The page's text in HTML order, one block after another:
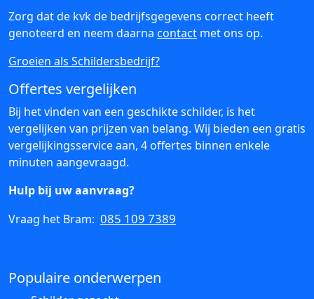
Zorg dat de kvk de bedrijfsgegevens correct heeft
genoteerd en neem daarna contact met ons op.
Groeien als Schildersbedrijf?
Offertes vergelijken
Bij het vinden van een geschikte schilder, is het
vergelijken van prijzen van belang. Wij bieden een gratis
vergelijkingsservice aan, 4 offertes binnen enkele
minuten aangevraagd.
Hulp bij uw aanvraag?
Vraag het Bram: 085 109 7389
Populaire onderwerpen